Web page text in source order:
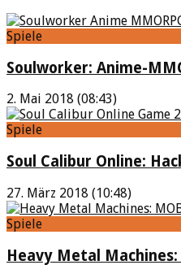
Spiele
Soulworker: Anime-
2. Mai 2018 (08:43)
Spiele
Soul Calibur Online:
27. März 2018 (10:48)
Spiele
Heavy Metal